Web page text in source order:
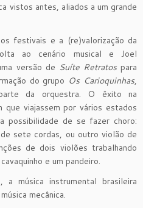
vistos antes, aliados a um grande
festivais e a (re)valorização da
ao cenário musical e Joel
versão de Suíte Retratos para
do grupo Os Carioquinhas,
da orquestra. O êxito na
viajassem por vários estados
possibilidade de se fazer choro:
sete cordas, ou outro violão de
de dois violões trabalhando
e um pandeiro.
música instrumental brasileira
mecânica.